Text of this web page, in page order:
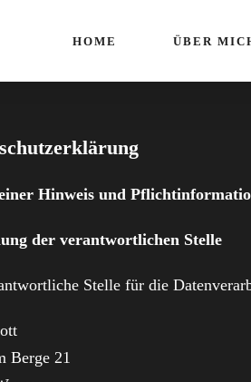
HOME ÜBER
Hinweis und
der verantwortlichen Stelle
Stelle für die
Berge 21